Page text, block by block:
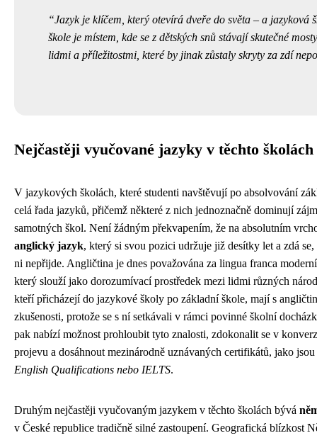
Jazyk je klíčem, který otevírá dveře do světa – a jazyková
škole je místem, kde se z dětských snů stávají skutečné
lidmi a příležitostmi, které by jinak zůstaly skryty za zdí
Nejčastěji vyučované jazyky v těchto školách
V jazykových školách, které studenti navštěvují po absolvování
celá řada jazyků, přičemž některé z nich jednoznačně dominují
samotných škol. Není žádným překvapením, že na absolutním
anglický jazyk, který si svou pozici udržuje již desítky let a zdá
ni nepřijde. Angličtina je dnes považována za lingua franca
který slouží jako dorozumívací prostředek mezi lidmi různých
kteří přicházejí do jazykové školy po základní škole, mají s
zkušenosti, protože se s ní setkávali v rámci povinné školní
pak nabízí možnost prohloubit tyto znalosti, zdokonalit se v
projevu a dosáhnout mezinárodně uznávaných certifikátů, jako
English Qualifications nebo IELTS.
Druhým nejčastěji vyučovaným jazykem v těchto školách bývá
v České republice tradičně silné zastoupení. Geografická blízkost